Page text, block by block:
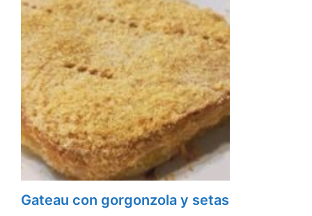
Gateau con gorgonzola y setas